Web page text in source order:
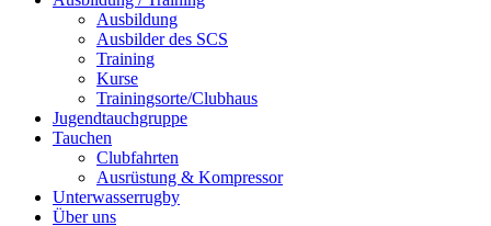
Ausbildung
Ausbilder des SCS
Training
Kurse
Trainingsorte/Clubhaus
Jugendtauchgruppe
Tauchen
Clubfahrten
Ausrüstung & Kompressor
Unterwasserrugby
Über uns